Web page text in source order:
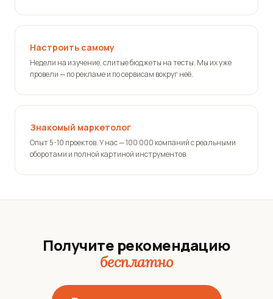
Настроить самому
Недели на изучение, слитые бюджеты на тесты. Мы их уже
провели — по рекламе и по сервисам вокруг неё.
Знакомый маркетолог
Опыт 5-10 проектов. У нас — 100 000 компаний с реальными
оборотами и полной картиной инструментов.
Получите рекомендацию
бесплатно